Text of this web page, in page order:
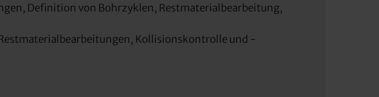
Definition von Bohrzyklen, Restmaterialbearbeitung,
Kollisionskontrolle und -